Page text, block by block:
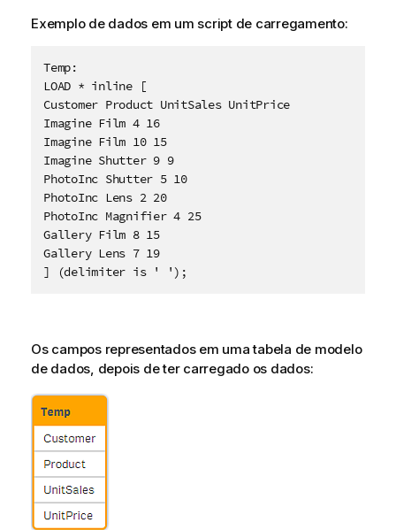
Exemplo de dados em um script de carregamento:
Temp:
LOAD * inline [
Customer Product UnitSales UnitPrice
Imagine Film 4 16
Imagine Film 10 15
Imagine Shutter 9 9
PhotoInc Shutter 5 10
PhotoInc Lens 2 20
PhotoInc Magnifier 4 25
Gallery Film 8 15
Gallery Lens 7 19
] (delimiter is ' ');
Os campos representados em uma tabela de modelo
de dados, depois de ter carregado os dados: